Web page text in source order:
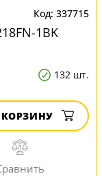
337715
1BK
132 шт.
КОРЗИНУ